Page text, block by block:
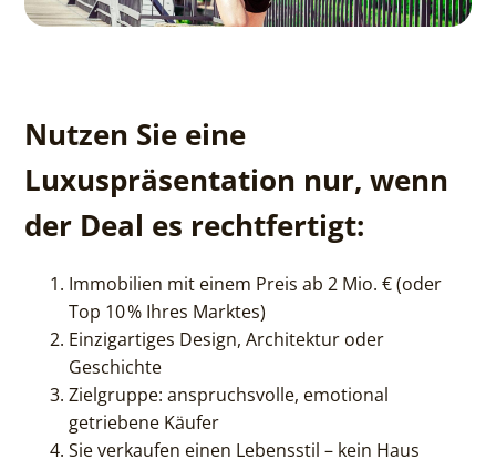
Nutzen Sie eine
Luxuspräsentation nur, wenn
der Deal es rechtfertigt:
Immobilien mit einem Preis ab 2 Mio. € (oder
Top 10 % Ihres Marktes)
Einzigartiges Design, Architektur oder
Geschichte
Zielgruppe: anspruchsvolle, emotional
getriebene Käufer
Sie verkaufen einen Lebensstil – kein Haus